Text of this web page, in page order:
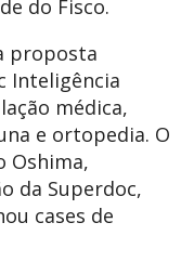
do Fisco.
proposta
Inteligência
médica,
e ortopedia. O
Oshima,
da Superdoc,
cases de